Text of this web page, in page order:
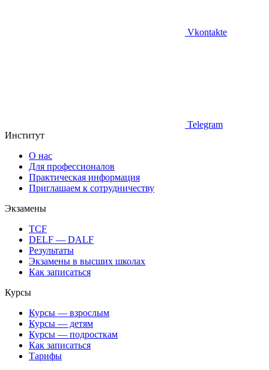
Vkontakte
Telegram
Институт
О нас
Для профессионалов
Практическая информация
Приглашаем к сотрудничеству
Экзамены
TCF
DELF — DALF
Результаты
Экзамены в высших школах
Как записаться
Курсы
Курсы — взрослым
Курсы — детям
Курсы — подросткам
Как записаться
Тарифы